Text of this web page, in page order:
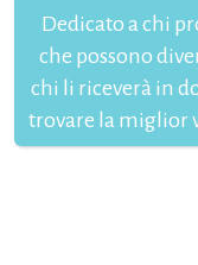
Dedicato a chi
che possono
chi li riceverà in
trovare la miglior